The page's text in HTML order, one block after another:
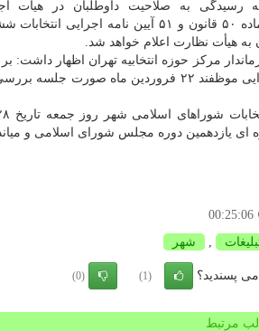
رسیدگی به صلاحیت داوطلبان در هیات
شهرستان طبق ماده ۵۰ قانون و ۵۱
به هیأت نظارت اعلام خواهد شد.
مرکز حوزه انتخابیه تهران اظهار داشت:
اعضای هیأت اجرایی موظفند ۲۲ فروردین
ای یازدهمین دوره مجلس شورای اسلامی و
00:25:06
شهر
پسندید؟ (1)
(0)
مرتبط